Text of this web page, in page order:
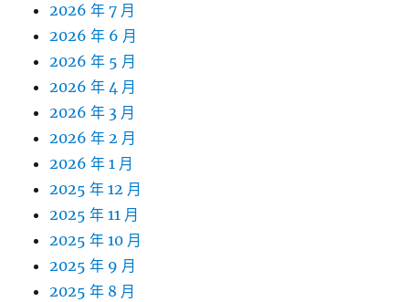
2026 年 7 月
2026 年 6 月
2026 年 5 月
2026 年 4 月
2026 年 3 月
2026 年 2 月
2026 年 1 月
2025 年 12 月
2025 年 11 月
2025 年 10 月
2025 年 9 月
2025 年 8 月